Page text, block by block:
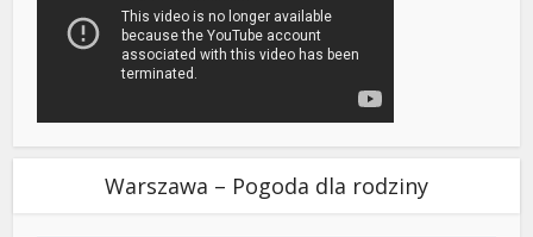
Warszawa – Pogoda dla rodziny